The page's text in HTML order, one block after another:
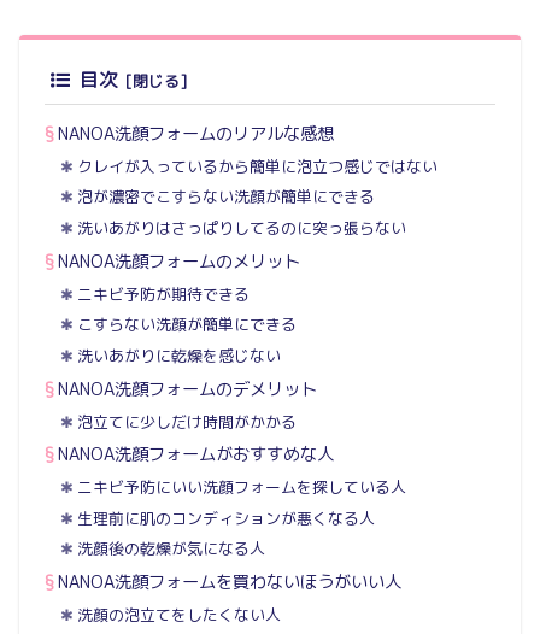
目次
NANOA洗顔フォームのリアルな感想
クレイが入っているから簡単に泡立つ感じではない
泡が濃密でこすらない洗顔が簡単にできる
洗いあがりはさっぱりしてるのに突っ張らない
NANOA洗顔フォームのメリット
ニキビ予防が期待できる
こすらない洗顔が簡単にできる
洗いあがりに乾燥を感じない
NANOA洗顔フォームのデメリット
泡立てに少しだけ時間がかかる
NANOA洗顔フォームがおすすめな人
ニキビ予防にいい洗顔フォームを探している人
生理前に肌のコンディションが悪くなる人
洗顔後の乾燥が気になる人
NANOA洗顔フォームを買わないほうがいい人
洗顔の泡立てをしたくない人